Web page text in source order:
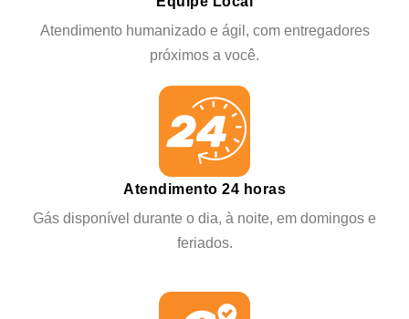
Atendimento humanizado e ágil, com entregadores
próximos a você.
Atendimento 24 horas
Gás disponível durante o dia, à noite, em domingos e
feriados.